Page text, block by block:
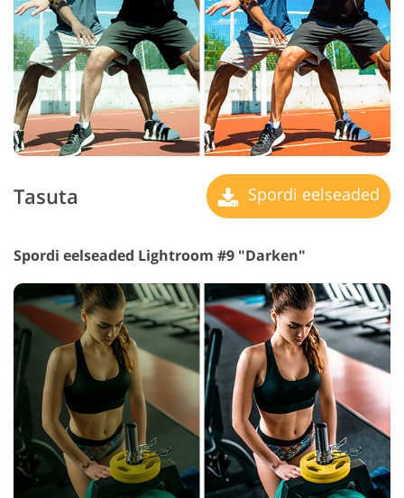
Tasuta Spordi eelseaded
Spordi eelseaded Lightroom #9 "Darken"